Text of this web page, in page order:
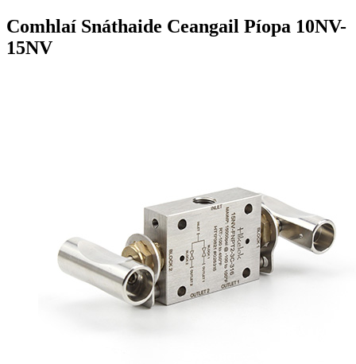
Comhlaí Snáthaide Ceangail Píopa 10NV-
15NV